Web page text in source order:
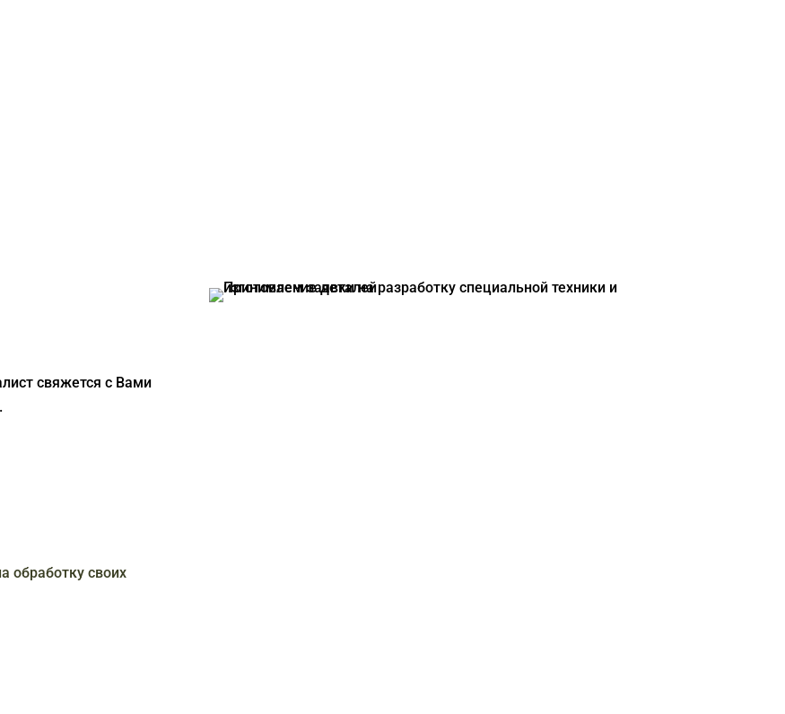
свяжется с Вами
обработку своих